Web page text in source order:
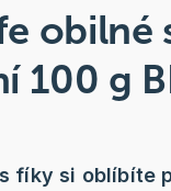
obilné
100 g
fíky si oblíbíte